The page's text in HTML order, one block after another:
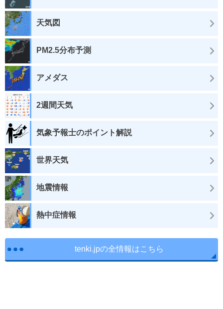
天気図
PM2.5分布予測
アメダス
2週間天気
気象予報士のポイント解説
世界天気
地震情報
熱中症情報
tenki.jpの全情報はこちら